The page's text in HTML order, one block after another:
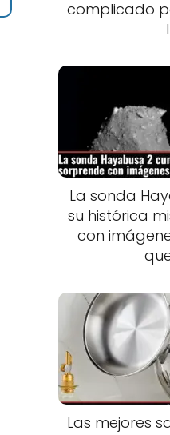
complicado
La sonda
su histórica
con
Las mejores